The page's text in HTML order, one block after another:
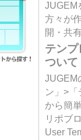
JUGEM
方々が
開・共
テン
ついて
JUGEM
ン」>
から簡
リポブ
User